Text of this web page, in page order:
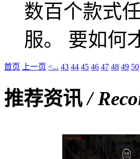
数百个款式
服。 要如何
首页 上一页 <... 43 44 45 46 47 48 49 50
推荐资讯/